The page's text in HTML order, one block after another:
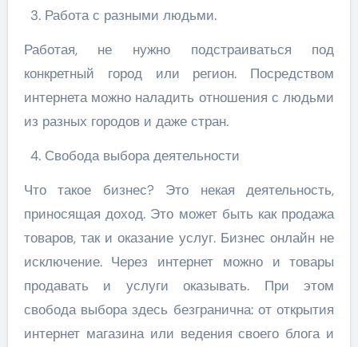
Работа с разными людьми.
Работая, не нужно подстраиваться под
конкретный город или регион. Посредством
интернета можно наладить отношения с людьми
из разных городов и даже стран.
Свобода выбора деятельности
Что такое бизнес? Это некая деятельность,
приносящая доход. Это может быть как продажа
товаров, так и оказание услуг. Бизнес онлайн не
исключение. Через интернет можно и товары
продавать и услуги оказывать. При этом
свобода выбора здесь безгранична: от открытия
интернет магазина или ведения своего блога и